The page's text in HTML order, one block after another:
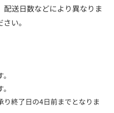
送日数などにより異なりま
い。
終了日の4日前までとなりま